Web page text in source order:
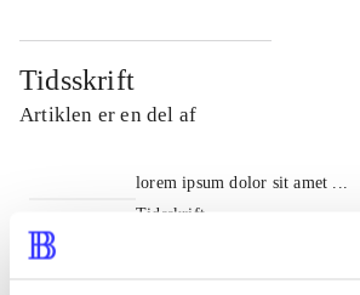
Tidsskrift
Artiklen er en del af
lorem ipsum dolor sit amet ...
Tidsskrift
Artiklerne i